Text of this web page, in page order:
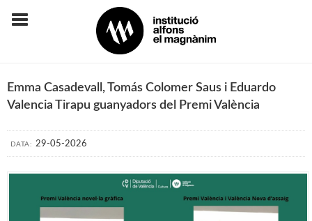
Emma Casadevall, Tomás Colomer Saus i Eduardo
Valencia Tirapu guanyadors del Premi València
DATA: 29-05-2026